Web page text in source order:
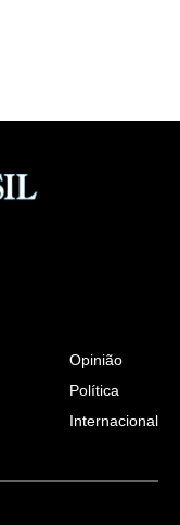
Opinião
Política
Internacional